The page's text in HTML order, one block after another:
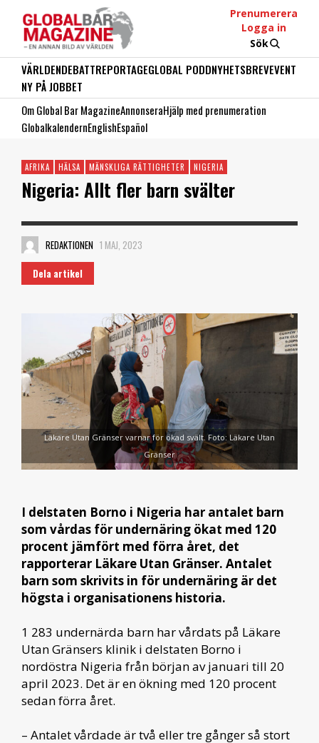
Prenumerera
Logga in
Sök
VÄRLDENDEBATTREPORTAGEGLOBAL PODDNYHETSBREVEVENT
NY PÅ JOBBET
Om Global Bar MagazineAnnonseraHjälp med prenumeration
GlobalkalendernEnglishEspañol
AFRIKA HÄLSA MÄNSKLIGA RÄTTIGHETER NIGERIA
Nigeria: Allt fler barn svälter
REDAKTIONEN 1 MAJ, 2023
Dela artikel
Läkare Utan Gränser varnar för ökad svält. Foto: Läkare Utan
Gränser
I delstaten Borno i Nigeria har antalet barn
som vårdas för undernäring ökat med 120
procent jämfört med förra året, det
rapporterar Läkare Utan Gränser. Antalet
barn som skrivits in för undernäring är det
högsta i organisationens historia.
1 283 undernärda barn har vårdats på Läkare
Utan Gränsers klinik i delstaten Borno i
nordöstra Nigeria från början av januari till 20
april 2023. Det är en ökning med 120 procent
sedan förra året.
– Antalet vårdade är två eller tre gånger så stort